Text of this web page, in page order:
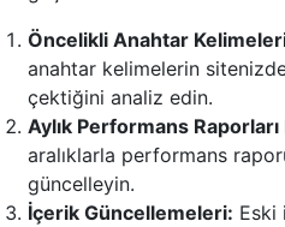
Öncelikli Anahtar
anahtar kelimelerin
çektiğini analiz edin.
Aylık Performans Raporları
aralıklarla performans
güncelleyin.
İçerik Güncellemeleri: Eski